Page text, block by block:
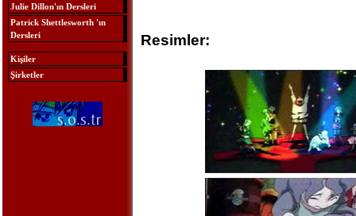
Julie Dillon'ın Dersleri
Patrick Shettlesworth 'ın
Dersleri
Kişiler
Şirketler
Resimler: